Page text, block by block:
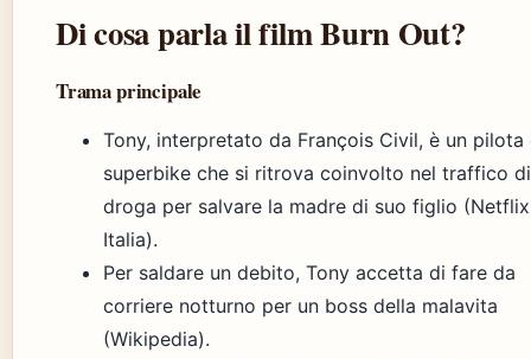
Di cosa parla il film Burn Out?
Trama principale
Tony, interpretato da François Civil, è un pilota
superbike che si ritrova coinvolto nel traffico di
droga per salvare la madre di suo figlio (Netflix
Italia).
Per saldare un debito, Tony accetta di fare da
corriere notturno per un boss della malavita
(Wikipedia).